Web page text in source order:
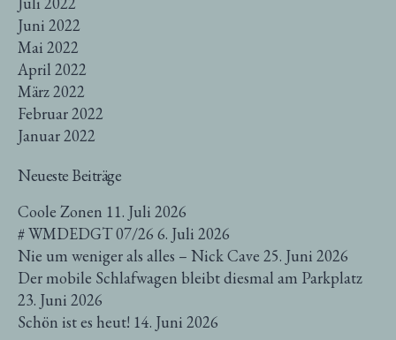
Juni 2022
Mai 2022
April 2022
März 2022
Februar 2022
Januar 2022
Neueste Beiträge
Coole Zonen 11. Juli 2026
# WMDEDGT 07/26 6. Juli 2026
Nie um weniger als alles – Nick Cave 25. Juni 2026
Der mobile Schlafwagen bleibt diesmal am Parkplatz
23. Juni 2026
Schön ist es heut! 14. Juni 2026